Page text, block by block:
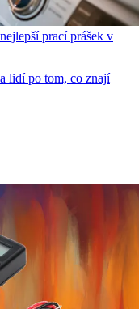
prací prášek v
lidí po tom, co znají